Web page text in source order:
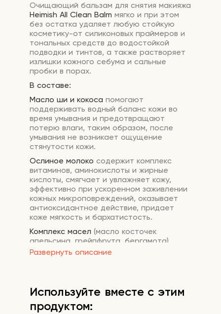
Развернуть описание
Очищающий бальзам для снятия макияжа
Heimish All Clean Balm мягко и при этом
без остатка удаляет любую стойкую
косметику-от силиконовых праймеров и
тональных средств до водостойкой
подводки и тинтов, а также растворяет
излишки кожного себума и сальные
пробки в порах.
В составе:
Масло ши и кокоса помогают
поддерживать водный баланс кожи во
время умывания и предотвращают
потерю влаги, таким образом, после
умывания не возникает ощущение
стянутости кожи.
Ослиное молоко содержит комплекс
витаминов, аминокислоты и жирные
кислоты, смягчает и увлажняет кожу,
эффективно при ускоренном заживлении
кожных микроповреждений, оказывает
антиоксидантное действие, придает
коже мягкость и бархатистость.
Комплекс масел (масло косточек
апельсина, грейпфрута, бергамота)
осветляет темные пигментные пятна,
следы постакне. Цитрусовые масла
здоровый и сияющий цвет.
Оптимизируют работу сальных желез и
снижают выработку кожного себума,
Используйте вместе с этим
продуктом: